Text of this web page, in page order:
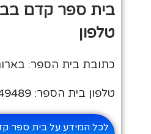
בית ספר קדם
טלפון
כתובת בית הספר:
טלפון בית הספר: 09-8949489
לכל המידע על בית ספר